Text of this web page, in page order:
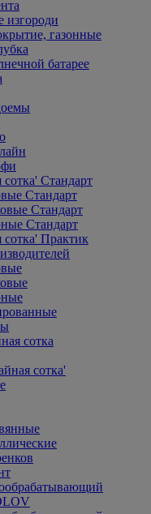
изгороди
газонные
батарее
Стандарт
Стандарт
Стандарт
Стандарт
Практик
сотка
сотка'